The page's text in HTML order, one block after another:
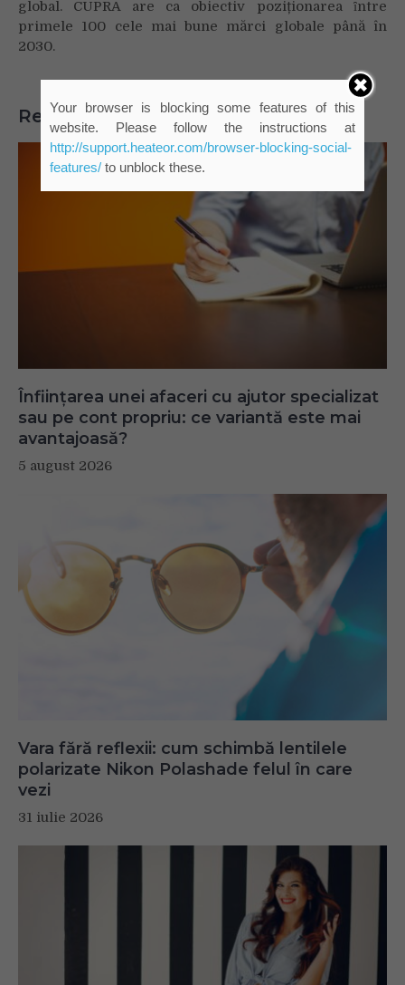
global. CUPRA are ca obiectiv poziționarea ȋntre
primele 100 cele mai bune mărci globale până în
2030.
Related Posts
Înființarea unei afaceri cu ajutor specializat
sau pe cont propriu: ce variantă este mai
avantajoasă?
5 august 2026
Vara fără reflexii: cum schimbă lentilele
polarizate Nikon Polashade felul în care
vezi
31 iulie 2026
Your browser is blocking some features of this
website. Please follow the instructions at
http://support.heateor.com/browser-blocking-social-
features/to unblock these.